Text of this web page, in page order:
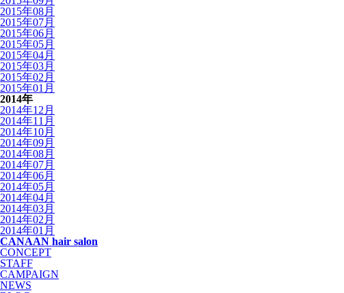
2015年08月
2015年07月
2015年06月
2015年05月
2015年04月
2015年03月
2015年02月
2015年01月
2014年
2014年12月
2014年11月
2014年10月
2014年09月
2014年08月
2014年07月
2014年06月
2014年05月
2014年04月
2014年03月
2014年02月
2014年01月
CANAAN hair salon
CONCEPT
STAFF
CAMPAIGN
NEWS